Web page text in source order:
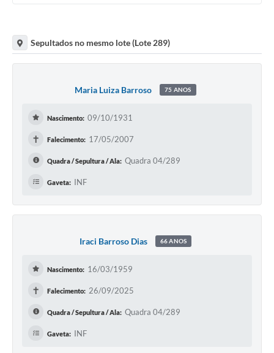
Sepultados no mesmo lote (Lote 289)
Maria Luiza Barroso 75 ANOS
Nascimento: 09/10/1931
✝ Falecimento: 17/05/2007
Quadra / Sepultura / Ala: Quadra 04/289
Gaveta: INF
Iraci Barroso Dias 66 ANOS
Nascimento: 16/03/1959
✝ Falecimento: 26/09/2025
Quadra / Sepultura / Ala: Quadra 04/289
Gaveta: INF